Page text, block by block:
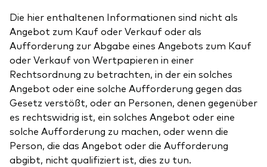
Die hier enthaltenen Informationen sind nicht als
Angebot zum Kauf oder Verkauf oder als
Aufforderung zur Abgabe eines Angebots zum Kauf
oder Verkauf von Wertpapieren in einer
Rechtsordnung zu betrachten, in der ein solches
Angebot oder eine solche Aufforderung gegen das
Gesetz verstößt, oder an Personen, denen gegenüber
es rechtswidrig ist, ein solches Angebot oder eine
solche Aufforderung zu machen, oder wenn die
Person, die das Angebot oder die Aufforderung
abgibt, nicht qualifiziert ist, dies zu tun.